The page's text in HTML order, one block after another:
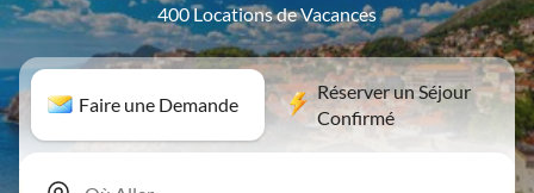
400 Locations de Vacances
Faire une Demande
Réserver un Séjour
Confirmé